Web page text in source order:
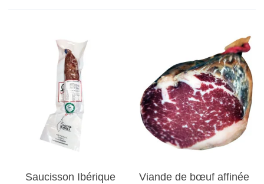
Saucisson Ibérique
Viande de bœuf affinée